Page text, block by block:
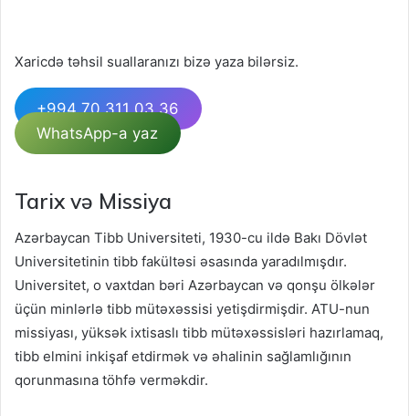
Xaricdə təhsil suallaranızı bizə yaza bilərsiz.
+994 70 311 03 36
WhatsApp-a yaz
Tarix və Missiya
Azərbaycan Tibb Universiteti, 1930-cu ildə Bakı Dövlət
Universitetinin tibb fakültəsi əsasında yaradılmışdır.
Universitet, o vaxtdan bəri Azərbaycan və qonşu ölkələr
üçün minlərlə tibb mütəxəssisi yetişdirmişdir. ATU-nun
missiyası, yüksək ixtisaslı tibb mütəxəssisləri hazırlamaq,
tibb elmini inkişaf etdirmək və əhalinin sağlamlığının
qorunmasına töhfə verməkdir.